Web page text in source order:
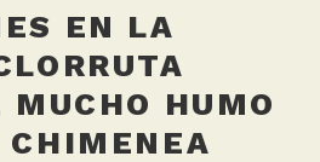
EN LA
HUMO
CHIMENEA